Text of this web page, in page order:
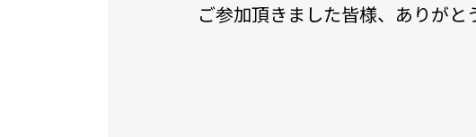
ご参加頂きました皆様、ありがと